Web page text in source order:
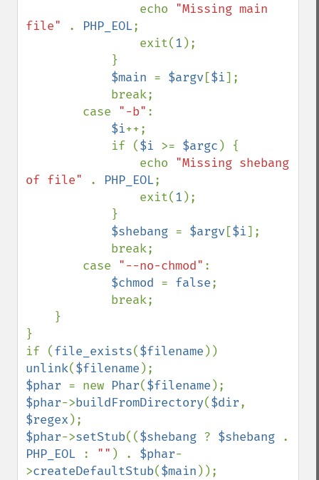
                echo
"Missing main
file"
. PHP_EOL;
                exit(
1 );
$main = $argv[$i];
        case
"-b" :
$i++;
            if (
$i >= $argc ) {
                echo
"Missing shebang
of file"
. PHP_EOL;
                exit(
1 );
$shebang = $argv[$i];
        case
"--no-chmod" :
$chmod = false;
}
if (file_exists($filename
unlink($filename
$phar = new Phar($filename
$phar->buildFromDirectory($dir
$regex
$phar->setStub(($shebang ? $shebang
PHP_EOL
: "" ) . $phar-
>createDefaultStub($main ));